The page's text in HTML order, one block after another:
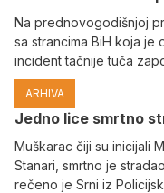
Na prednovogodišnjoj
sa strancima BiH koja
incident tačnije tuča
ARHIVA
Јedno lice smrtno
Muškarac čiji su inicijali
Stanari, smrtno je
rečeno je Srni iz